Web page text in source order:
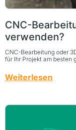
CNC-
verwenden?
CNC-Bearbeitung oder
für Ihr Projekt am besten
Weiterlesen